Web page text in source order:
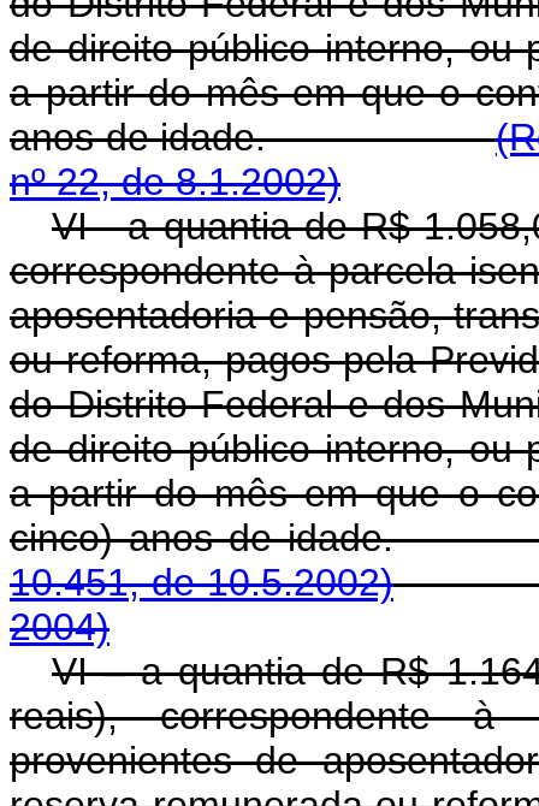
de direito público interno, ou
a partir do mês em que o
anos de idade.
nº 22, de 8.1.2002)
VI - a quantia de R$
correspondente à parcela
aposentadoria e pensão,
ou reforma, pagos pela
do Distrito Federal e dos
de direito público interno, ou
a partir do mês em que o
cinco) anos de
10.451, de 10.5.2002)
2004)
VI – a quantia de R$
reais), correspondente à
provenientes de